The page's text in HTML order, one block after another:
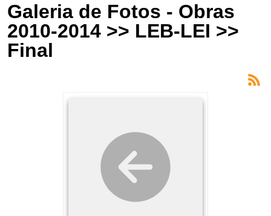
Galeria de Fotos - Obras
2010-2014 >> LEB-LEI >>
Final